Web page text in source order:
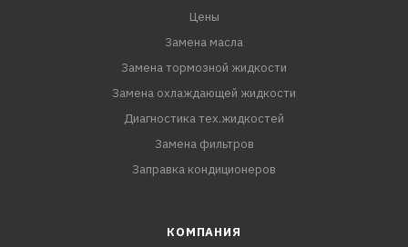
Цены
Замена масла
Замена тормозной жидкости
Замена охлаждающей жидкости
Диагностика тех.жидкостей
Замена фильтров
Заправка кондиционеров
КОМПАНИЯ